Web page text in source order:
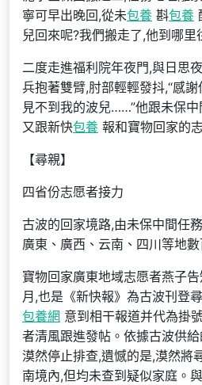
寧可早出晚回,從未包養 斟包養
兒回來呢?我們搬走了,他到哪里
二度走進福利院年夜門,與日思
兵抱著雙臂,肘部輕輕發抖,“感
見不到我的波兒……”他跟未保
又跟新快包養 報和寶物回家的
【尋親】
四省份志愿者接力
古波的回家境路,由未保中間任
廣東、廣西、云南、四川等地
寶物回家廣東地域志愿者燕子
月,也是《新快報》為古波刊登
包養網 意到相干報道并代為掛
者清風跟進發帖。依據古波供
漠然停止排查,遺憾的是,漠然將
南境內,但均未查到疑似家庭。